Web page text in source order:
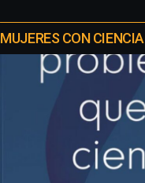
MUJERES CON CIENCIA